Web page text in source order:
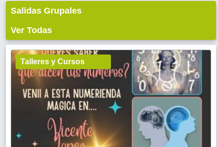
Salidas Grupales
Ver Todas
Talleres y Cursos